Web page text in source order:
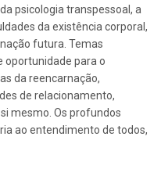
psicologia transpessoal, a
da existência corporal,
futura. Temas
oportunidade para o
da reencarnação,
de relacionamento,
mesmo. Os profundos
ao entendimento de todos,